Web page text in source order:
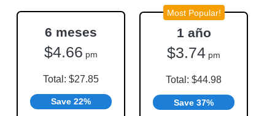
6 meses
$4.66 pm
Total: $27.85
Save 22%
Most Popular!
1 año
$3.74 pm
Total: $44.98
Save 37%